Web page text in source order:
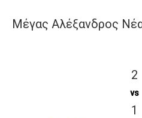
Μέγας Αλέξανδρος
2
vs
1